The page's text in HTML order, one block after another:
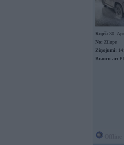
Kopš: 30.
No: Zilupe
Ziņojumi:
Braucu ar: